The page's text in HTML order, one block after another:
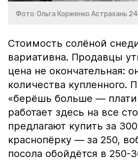
Фото: Ольга Корженко Астрахань 24
Стоимость солёной
вариативна. Продавцы
цена не окончательная:
количества купленного.
«берёшь больше —
работает здесь на все
предлагают купить за
краснопёрку — за 250,
посола обойдётся в 250-